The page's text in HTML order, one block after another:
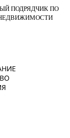
ПОДРЯДЧИК ПО